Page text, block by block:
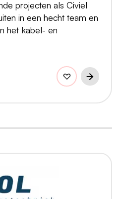
projecten als Civiel
in een hecht team en
het kabel- en